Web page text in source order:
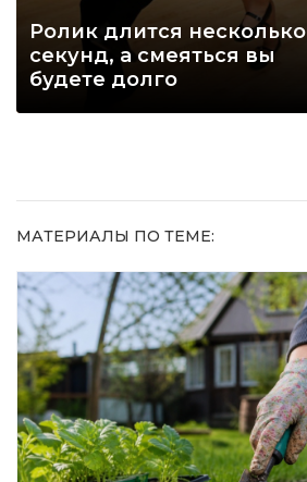
Ролик длится несколько
секунд, а смеяться вы
будете долго
МАТЕРИАЛЫ ПО ТЕМЕ: